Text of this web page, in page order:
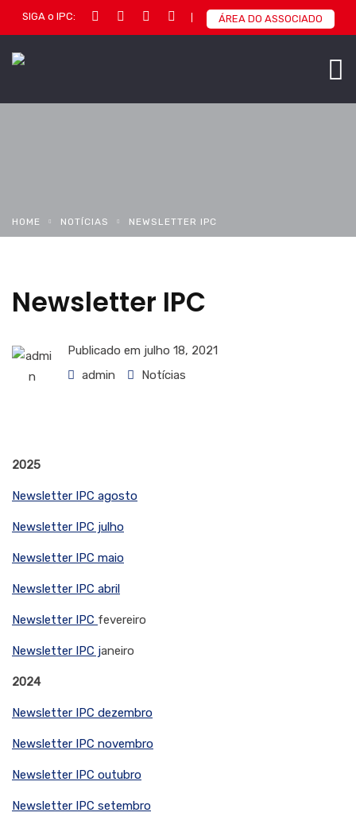
SIGA o IPC: ÁREA DO ASSOCIADO
HOME NOTÍCIAS NEWSLETTER IPC
Newsletter IPC
Publicado em julho 18, 2021
admin
Notícias
2025
Newsletter IPC agosto
Newsletter IPC julho
Newsletter IPC maio
Newsletter IPC abril
Newsletter IPC fevereiro
Newsletter IPC janeiro
2024
Newsletter IPC dezembro
Newsletter IPC novembro
Newsletter IPC outubro
Newsletter IPC setembro